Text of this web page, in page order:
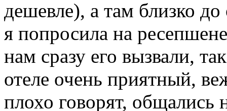
дешевле), а там близко
я попросила на
нам сразу его вызвали,
отеле очень приятный,
плохо говорят,